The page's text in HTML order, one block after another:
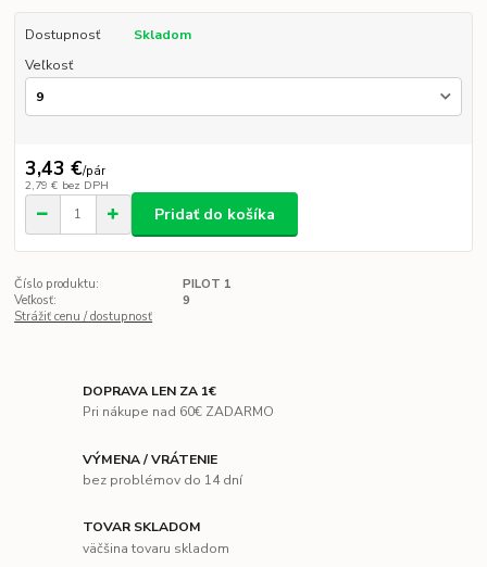
Dostupnosť
Skladom
Veľkosť
3,43 €/pár
2,79 € bez DPH
Pridať do košíka
Číslo produktu:
PILOT 1
Veľkosť:
9
Strážiť cenu / dostupnosť
DOPRAVA LEN ZA 1€
Pri nákupe nad 60€ ZADARMO
VÝMENA / VRÁTENIE
bez problémov do 14 dní
TOVAR SKLADOM
väčšina tovaru skladom